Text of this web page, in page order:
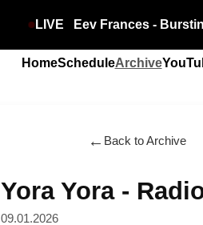
LIVE Eev Frances -
HomeScheduleArchive
← Back to Archive
Yora Yora -
09.01.2026